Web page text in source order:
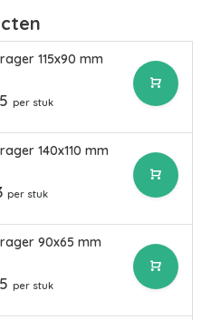
115x90 mm
per stuk
140x110 mm
per stuk
90x65 mm
per stuk